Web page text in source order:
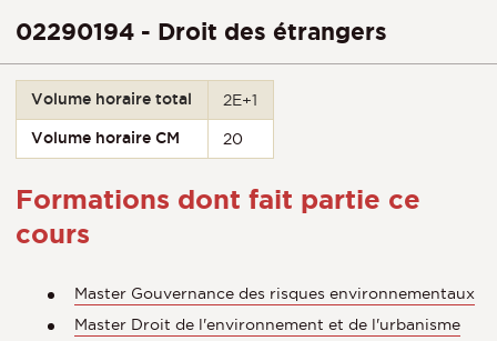
02290194 - Droit des étrangers
Volume horaire total 2E+1
Volume horaire CM 20
Formations dont fait partie ce
cours
Master Gouvernance des risques environnementaux
Master Droit de l'environnement et de l'urbanisme